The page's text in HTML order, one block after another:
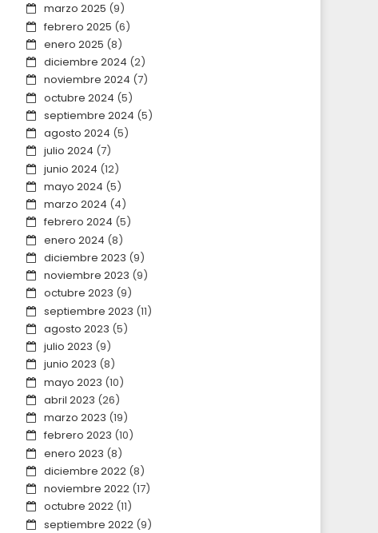
marzo 2025 (9)
febrero 2025 (6)
enero 2025 (8)
diciembre 2024 (2)
noviembre 2024 (7)
octubre 2024 (5)
septiembre 2024 (5)
agosto 2024 (5)
julio 2024 (7)
junio 2024 (12)
mayo 2024 (5)
marzo 2024 (4)
febrero 2024 (5)
enero 2024 (8)
diciembre 2023 (9)
noviembre 2023 (9)
octubre 2023 (9)
septiembre 2023 (11)
agosto 2023 (5)
julio 2023 (9)
junio 2023 (8)
mayo 2023 (10)
abril 2023 (26)
marzo 2023 (19)
febrero 2023 (10)
enero 2023 (8)
diciembre 2022(8)
noviembre 2022(17)
octubre 2022(11)
septiembre 2022(9)